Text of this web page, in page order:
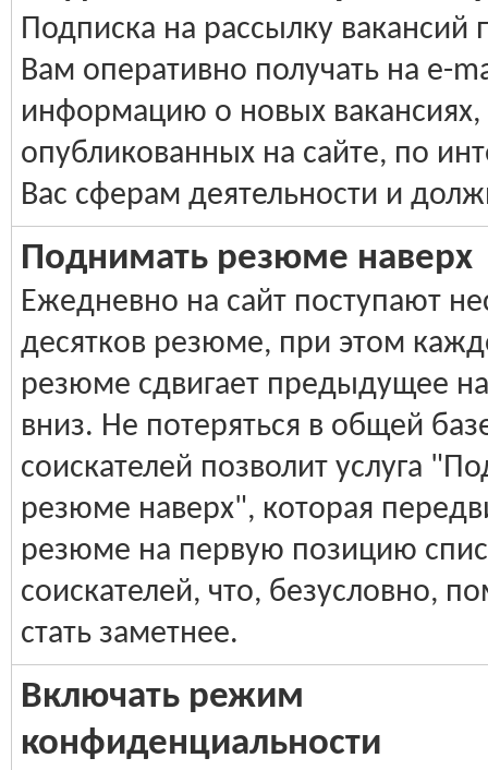
Подписка на рассылку вакансий
Вам оперативно получать на e-
информацию о новых вакансиях,
опубликованных на сайте, по
Вас сферам деятельности и
Поднимать резюме наверх
Ежедневно на сайт поступают
десятков резюме, при этом
резюме сдвигает предыдущее
вниз. Не потеряться в общей
соискателей позволит услуга
резюме наверх", которая
резюме на первую позицию
соискателей, что, безусловно,
стать заметнее.
Включать режим
конфиденциальности